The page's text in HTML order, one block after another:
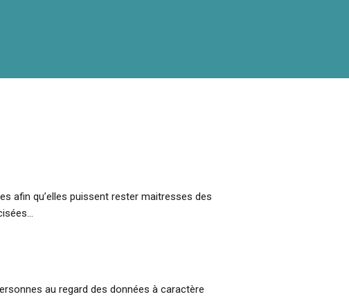
afin qu’elles puissent rester maitresses des
au regard des données à caractère